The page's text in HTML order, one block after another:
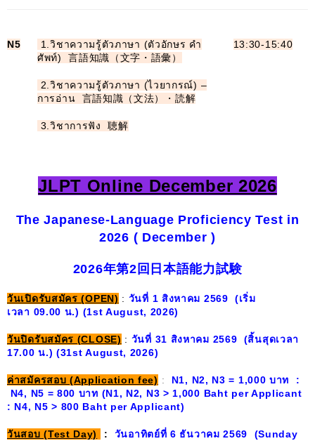
N5
1.วิชาความรู้ตัวภาษา (ตัวอักษร คำ
ศัพท์) 言語知識（文字・語彙）
13:30-15:40
2.วิชาความรู้ตัวภาษา (ไวยากรณ์) –
การอ่าน 言語知識（文法）・読解
3.วิชาการฟัง 聴解
JLPT Online December 2026
The Japanese-Language Proficiency Test in
2026 ( December )
2026年第2回日本語能力試験
วันเปิดรับสมัคร (OPEN) : วันที่ 1 สิงหาคม 2569 (เริ่ม
เวลา 09.00 น.) (1st August, 2026)
วันปิดรับสมัคร (CLOSE) : วันที่ 31 สิงหาคม 2569 (สิ้นสุดเวลา
17.00 น.) (31st August, 2026)
ค่าสมัครสอบ (Application fee) :
N1, N2, N3 = 1,000 บาท :
N4, N5 = 800 บาท (N1, N2, N3 > 1,000 Baht per Applicant
: N4, N5 > 800 Baht per Applicant)
วันสอบ (Test Day) : วันอาทิตย์ที่ 6 ธันวาคม 2569 (Sunday